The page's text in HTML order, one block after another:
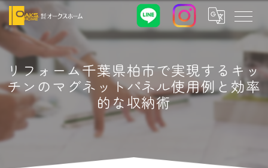
リフォーム千葉県柏市で実現するキッ
チンのマグネットパネル使用例と効率
的な収納術